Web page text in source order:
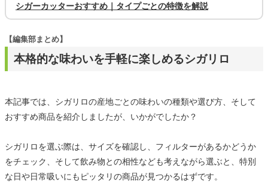
シガーカッターおすすめ｜タイプごとの特徴を解説
本格的な味わいを手軽に楽しめるシガリロ
【編集部まとめ】
本記事では、シガリロの産地ごとの味わいの種類や選び方、そして
おすすめ商品を紹介しましたが、いかがでしたか？
シガリロを選ぶ際は、サイズを確認し、フィルターがあるかどうか
をチェック、そして飲み物との相性なども考えながら選ぶと、特別
な日や日常吸いにもピッタリの商品が見つかるはずです。